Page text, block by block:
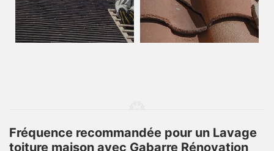
Fréquence recommandée pour un Lavage
toiture maison avec Gabarre Rénovation